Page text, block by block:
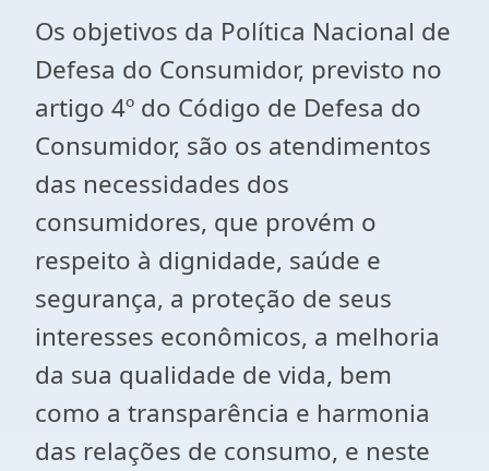
Os objetivos da Política Nacional de
Defesa do Consumidor, previsto no
artigo 4º do Código de Defesa do
Consumidor, são os atendimentos
das necessidades dos
consumidores, que provém o
respeito à dignidade, saúde e
segurança, a proteção de seus
interesses econômicos, a melhoria
da sua qualidade de vida, bem
como a transparência e harmonia
das relações de consumo, e neste